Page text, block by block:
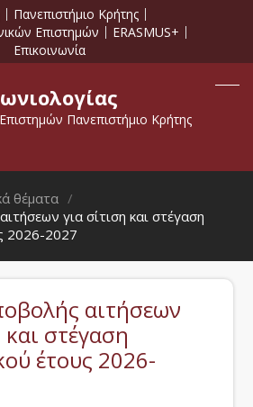
Πανεπιστήμιο Κρήτης
Επιστημών
ERASMUS+
Επικοινωνία
Πανεπιστήμιο Κρήτης
θέματα
για σίτιση και στέγαση
2026-2027
αιτήσεων
και στέγαση
έτους 2026-